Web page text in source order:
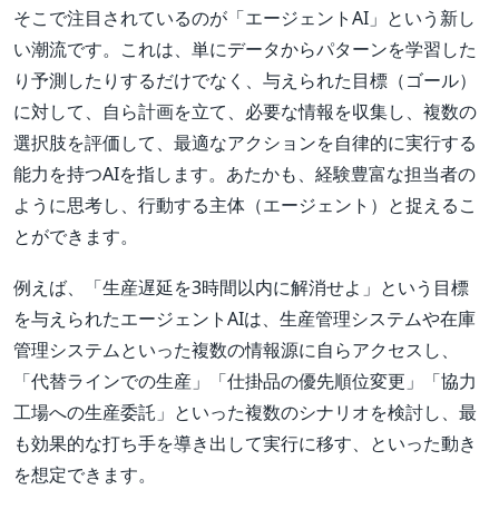
そこで注目されているのが「エージェントAI」という新し
い潮流です。これは、単にデータからパターンを学習した
り予測したりするだけでなく、与えられた目標（ゴール）
に対して、自ら計画を立て、必要な情報を収集し、複数の
選択肢を評価して、最適なアクションを自律的に実行する
能力を持つAIを指します。あたかも、経験豊富な担当者の
ように思考し、行動する主体（エージェント）と捉えるこ
とができます。
例えば、「生産遅延を3時間以内に解消せよ」という目標
を与えられたエージェントAIは、生産管理システムや在庫
管理システムといった複数の情報源に自らアクセスし、
「代替ラインでの生産」「仕掛品の優先順位変更」「協力
工場への生産委託」といった複数のシナリオを検討し、最
も効果的な打ち手を導き出して実行に移す、といった動き
を想定できます。